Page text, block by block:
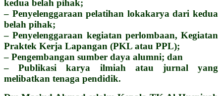
kedua belah pihak;
– Penyelenggaraan pelatihan lokakarya dari kedua
belah pihak;
– Penyelenggaraan kegiatan perlombaan, Kegiatan
Praktek Kerja Lapangan (PKL atau PPL);
– Pengembangan sumber daya alumni; dan
– Publikasi karya ilmiah atau jurnal yang
melibatkan tenaga pendidik.